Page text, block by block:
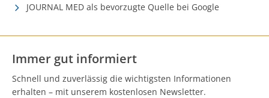
JOURNAL MED als bevorzugte Quelle bei Google
Immer gut informiert
Schnell und zuverlässig die wichtigsten Informationen
erhalten – mit unserem kostenlosen Newsletter.